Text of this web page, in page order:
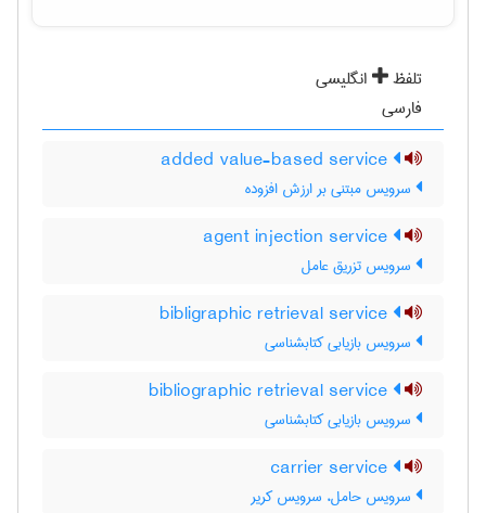
تلفظ
انگلیسی
فارسی
سرویس مبتنی بر ارزش افزوده
سرویس تزریق عامل
سرویس بازیابی کتابشناسی
سرویس بازیابی کتابشناسی
سرویس حامل، سرویس کریر